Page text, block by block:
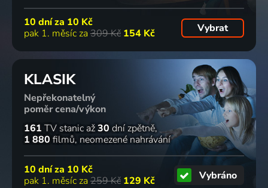
10 dní za 10 Kč
pak 1. měsíc za 309 Kč 154 Kč Vybrat
KLASIK
Nepřekonatelný
poměr cena/výkon
161 TV stanic až30 dní zpětně
1 880 filmů neomezené nahrávání
10 dní za 10 Kč
pak 1. měsíc za 259 Kč 129 Kč Vybráno